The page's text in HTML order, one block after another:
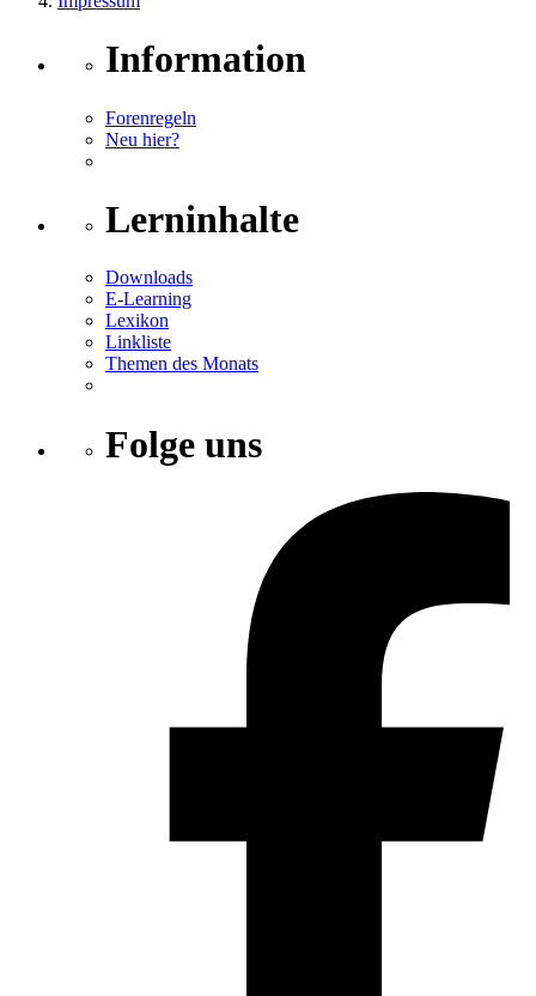
Information
Forenregeln
Neu hier?
Lerninhalte
Downloads
E-Learning
Lexikon
Linkliste
Themen des Monats
Folge uns